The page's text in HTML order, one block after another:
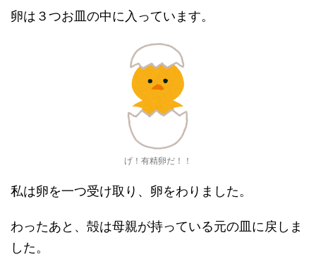
卵は３つお皿の中に入っています。
げ！有精卵だ！！
私は卵を一つ受け取り、卵をわりました。
わったあと、殻は母親が持っている元の皿に戻しま
した。